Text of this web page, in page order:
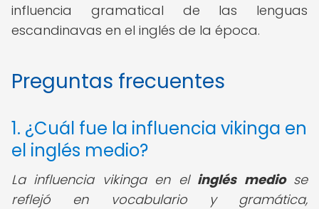
influencia gramatical de las lenguas
escandinavas en el inglés de la época.
Preguntas frecuentes
1. ¿Cuál fue la influencia vikinga en
el inglés medio?
La influencia vikinga en el inglés mediose
reflejó en vocabulario y gramática,